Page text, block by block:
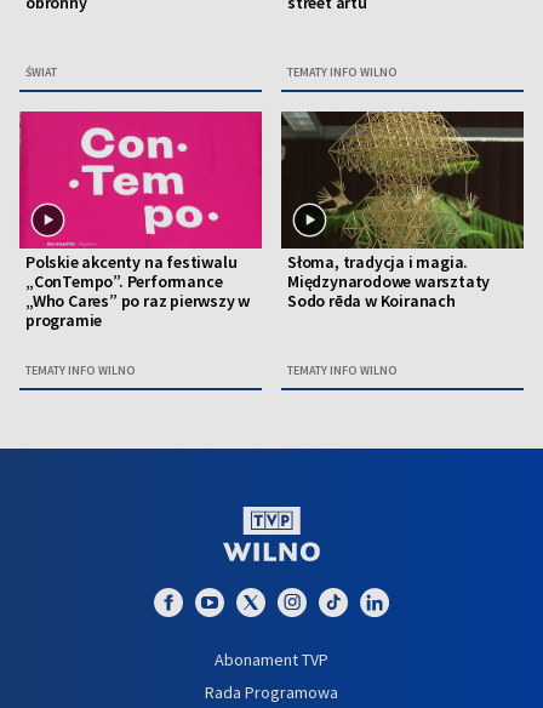
ŚWIAT TEMATY INFO WILNO
Polskie akcenty na festiwalu
„ConTempo”. Performance
„Who Cares” po raz pierwszy w
programie
TEMATY INFO WILNO
Słoma, tradycja i magia.
Międzynarodowe warsztaty
Sodo rēda w Koiranach
TEMATY INFO WILNO
Abonament TVP
Rada Programowa